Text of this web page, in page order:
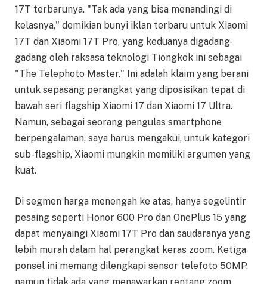
17T terbarunya. "Tak ada yang bisa menandingi di
kelasnya," demikian bunyi iklan terbaru untuk Xiaomi
17T dan Xiaomi 17T Pro, yang keduanya digadang-
gadang oleh raksasa teknologi Tiongkok ini sebagai
"The Telephoto Master." Ini adalah klaim yang berani
untuk sepasang perangkat yang diposisikan tepat di
bawah seri flagship Xiaomi 17 dan Xiaomi 17 Ultra.
Namun, sebagai seorang pengulas smartphone
berpengalaman, saya harus mengakui, untuk kategori
sub-flagship, Xiaomi mungkin memiliki argumen yang
kuat.
Di segmen harga menengah ke atas, hanya segelintir
pesaing seperti Honor 600 Pro dan OnePlus 15 yang
dapat menyaingi Xiaomi 17T Pro dan saudaranya yang
lebih murah dalam hal perangkat keras zoom. Ketiga
ponsel ini memang dilengkapi sensor telefoto 50MP,
namun tidak ada yang menawarkan rentang zoom